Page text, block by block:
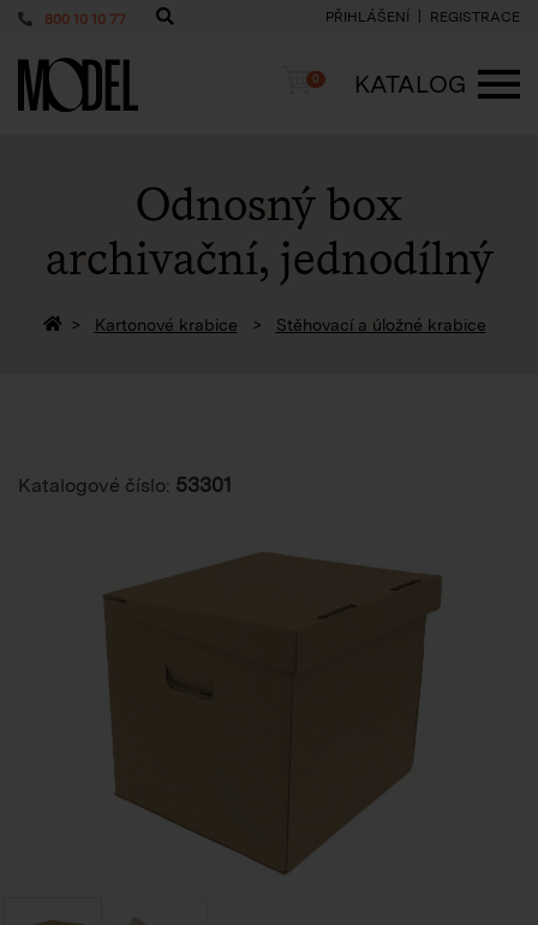
800 10 10 77 PŘIHLÁŠENÍ REGISTRACE
PackShop Košík
0
KATALOG
Odnosný box
archivační, jednodílný
Zpět na homepage
Kartonové krabice Stěhovací a úložné krabice
Katalogové číslo: 53301